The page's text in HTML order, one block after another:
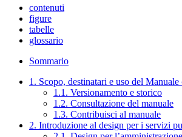
contenuti
figure
tabelle
glossario
Sommario
1. Scopo, destinatari e uso del
1.1. Versionamento e storico
1.2. Consultazione del manuale
1.3. Contribuisci al manuale
2. Introduzione al design per i servizi